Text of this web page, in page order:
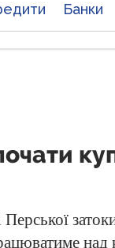
Банки
Перської
над